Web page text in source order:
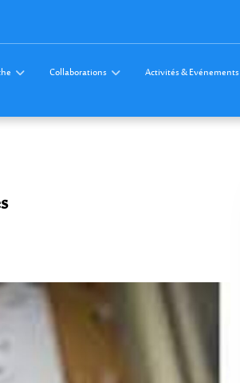
Collaborations Activités & Evénements